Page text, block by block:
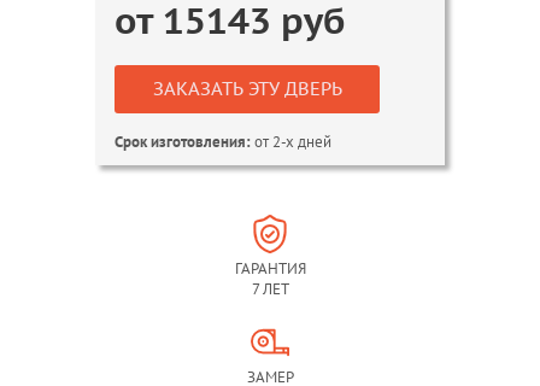
от 15143 руб
ЗАКАЗАТЬ ЭТУ ДВЕРЬ
Срок изготовления:от 2-х дней
ГАРАНТИЯ
7 ЛЕТ
ЗАМЕР